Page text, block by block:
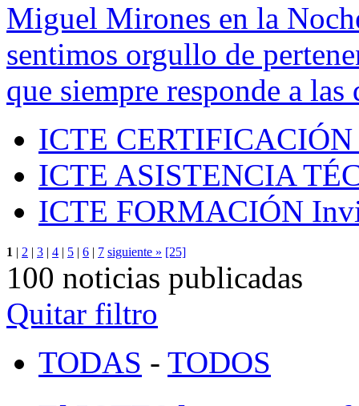
Miguel Mirones en la
sentimos orgullo de
que siempre responde a
ICTE CERTIFICACIÓN
ICTE ASISTENCIA
ICTE FORMACIÓN
1 | 2 | 3 | 4 | 5 | 6 | 7 siguiente » [25]
100 noticias publicadas
Quitar filtro
TODAS - TODOS